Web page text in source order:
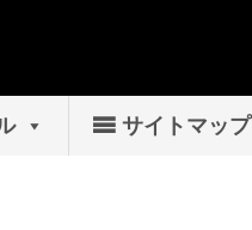
サイトマップ